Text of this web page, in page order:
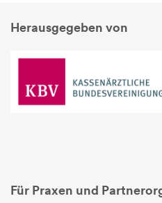
Herausgegeben von
Für Praxen und